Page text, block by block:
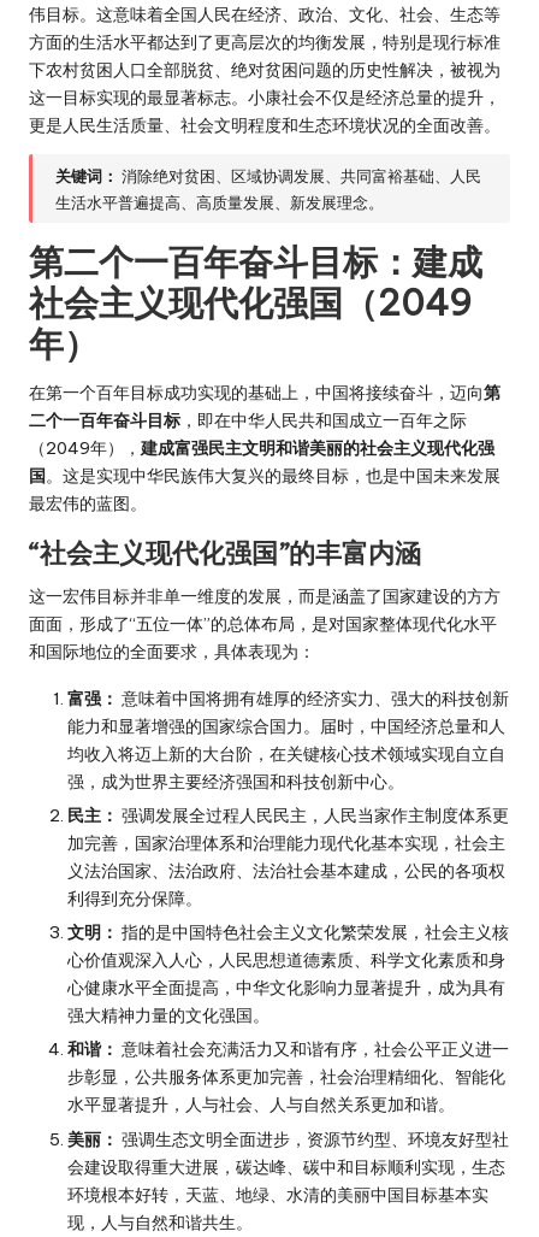
伟目标。这意味着全国人民在经济、政治、文化、社会、生态等
方面的生活水平都达到了更高层次的均衡发展，特别是现行标准
下农村贫困人口全部脱贫、绝对贫困问题的历史性解决，被视为
这一目标实现的最显著标志。小康社会不仅是经济总量的提升，
更是人民生活质量、社会文明程度和生态环境状况的全面改善。
关键词： 消除绝对贫困、区域协调发展、共同富裕基础、人民
生活水平普遍提高、高质量发展、新发展理念。
第二个一百年奋斗目标：建成
社会主义现代化强国（2049
年）
在第一个百年目标成功实现的基础上，中国将接续奋斗，迈向第
二个一百年奋斗目标 ，即在中华人民共和国成立一百年之际
（2049年）， 建成富强民主文明和谐美丽的社会主义现代化强
国。这是实现中华民族伟大复兴的最终目标，也是中国未来发展
最宏伟的蓝图。
“社会主义现代化强国”的丰富内涵
这一宏伟目标并非单一维度的发展，而是涵盖了国家建设的方方
面面，形成了“五位一体”的总体布局，是对国家整体现代化水平
和国际地位的全面要求，具体表现为：
富强： 意味着中国将拥有雄厚的经济实力、强大的科技创新
能力和显著增强的国家综合国力。届时，中国经济总量和人
均收入将迈上新的大台阶，在关键核心技术领域实现自立自
强，成为世界主要经济强国和科技创新中心。
民主： 强调发展全过程人民民主，人民当家作主制度体系更
加完善，国家治理体系和治理能力现代化基本实现，社会主
义法治国家、法治政府、法治社会基本建成，公民的各项权
利得到充分保障。
文明： 指的是中国特色社会主义文化繁荣发展，社会主义核
心价值观深入人心，人民思想道德素质、科学文化素质和身
心健康水平全面提高，中华文化影响力显著提升，成为具有
强大精神力量的文化强国。
和谐： 意味着社会充满活力又和谐有序，社会公平正义进一
步彰显，公共服务体系更加完善，社会治理精细化、智能化
水平显著提升，人与社会、人与自然关系更加和谐。
美丽： 强调生态文明全面进步，资源节约型、环境友好型社
会建设取得重大进展，碳达峰、碳中和目标顺利实现，生态
环境根本好转，天蓝、地绿、水清的美丽中国目标基本实
现，人与自然和谐共生。